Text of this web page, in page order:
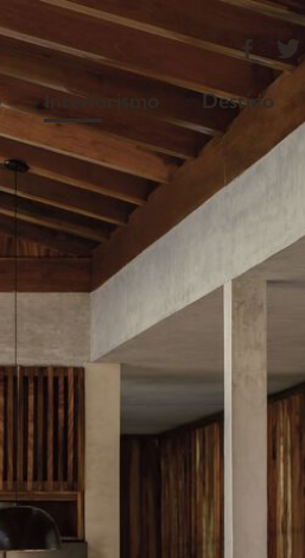
Interiorismo Destino